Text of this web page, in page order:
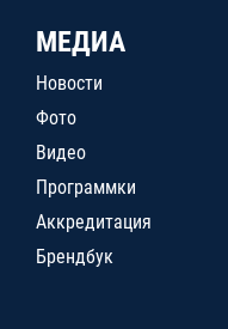
МЕДИА
Новости
Фото
Видео
Программки
Аккредитация
Брендбук